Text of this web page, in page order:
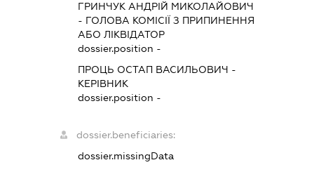
ГРИНЧУК АНДРІЙ МИКОЛАЙОВИЧ
- ГОЛОВА КОМІСІЇ З ПРИПИНЕННЯ
АБО ЛІКВІДАТОР
dossier.position -
ПРОЦЬ ОСТАП ВАСИЛЬОВИЧ -
КЕРІВНИК
dossier.position -
dossier.beneficiaries:
dossier.missingData